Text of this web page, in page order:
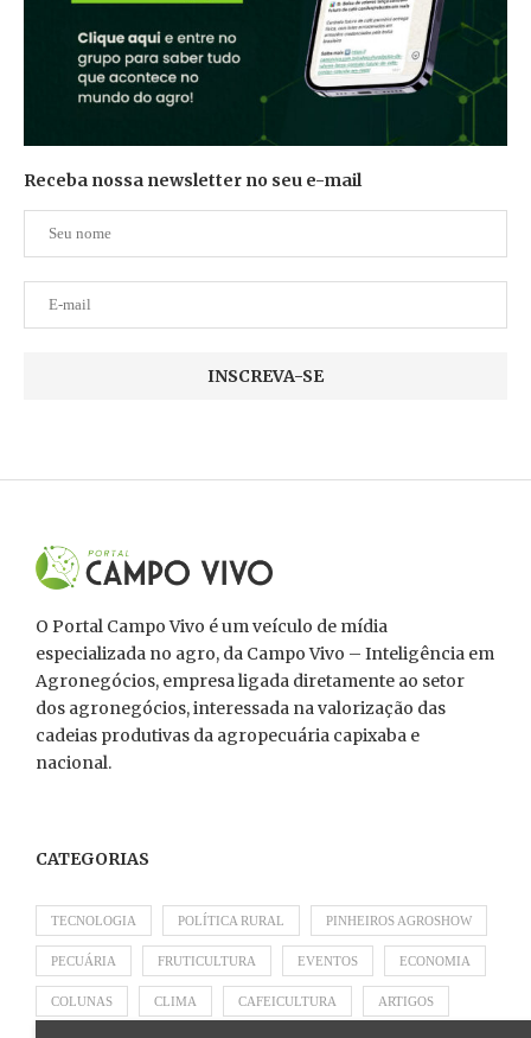
Receba nossa newsletter no seu e-mail
O Portal Campo Vivo é um veículo de mídia
especializada no agro, da Campo Vivo – Inteligência em
Agronegócios, empresa ligada diretamente ao setor
dos agronegócios, interessada na valorização das
cadeias produtivas da agropecuária capixaba e
nacional.
CATEGORIAS
TECNOLOGIA POLÍTICA RURAL PINHEIROS AGROSHOW
PECUÁRIA FRUTICULTURA EVENTOS ECONOMIA
COLUNAS CLIMA CAFEICULTURA ARTIGOS